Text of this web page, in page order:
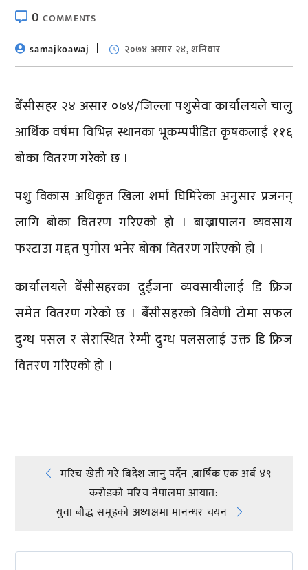
0COMMENTS
samajkoawaj
२०७४ असार २४, शनिवार
बेँसीसहर २४ असार ०७४/जिल्ला पशुसेवा कार्यालयले चालु
आर्थिक वर्षमा विभिन्न स्थानका भूकम्पपीडित कृषकलाई ११६
बोका वितरण गरेको छ ।
पशु विकास अधिकृत खिला शर्मा घिमिरेका अनुसार प्रजनन्
लागि बोका वितरण गरिएको हो । बाख्रापालन व्यवसाय
फस्टाउा मद्दत पुगोस भनेर बोका वितरण गरिएको हो ।
कार्यालयले बेँसीसहरका दुईजना व्यवसायीलाई डि फ्रिज
समेत वितरण गरेको छ । बेँसीसहरको त्रिवेणी टोमा सफल
दुग्ध पसल र सेरास्थित रेग्मी दुग्ध पलसलाई उक्त डि फ्रिज
वितरण गरिएको हो ।
Post
navigation
मरिच खेती गरे बिदेश जानु पर्दैन ,बार्षिक एक अर्ब ४९
करोडको मरिच नेपालमा आयात:
युवा बौद्ध समूहको अध्यक्षमा मानन्धर चयन